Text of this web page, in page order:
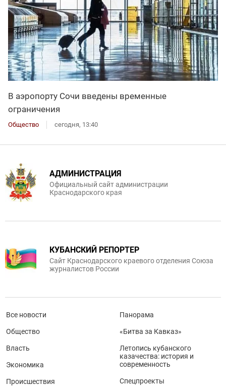
В аэропорту Сочи введены временные
ограничения
Общество сегодня, 13:40
АДМИНИСТРАЦИЯ
Официальный сайт администрации
Краснодарского края
КУБАНСКИЙ РЕПОРТЕР
Сайт Краснодарского краевого отделения Союза
журналистов России
Все новости
Общество
Власть
Экономика
Происшествия
Панорама
«Битва за Кавказ»
Летопись кубанского
казачества: история и
современность
Спецпроекты